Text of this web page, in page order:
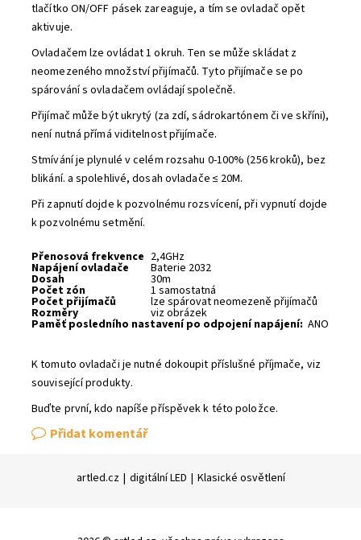
tlačítko ON/OFF pásek zareaguje, a tím se ovladač opět
aktivuje.
Ovladačem lze ovládat 1 okruh. Ten se může skládat z
neomezeného množství přijímačů. Tyto přijímače se po
spárování s ovladačem ovládají společně.
Přijímač může být ukrytý (za zdí, sádrokartónem či ve skříni),
není nutná přímá viditelnost přijímače.
Stmívání je plynulé v celém rozsahu 0-100% (256 kroků), bez
blikání. a spolehlivé, dosah ovladače ≤ 20M.
Při zapnutí dojde k pozvolnému rozsvícení, při vypnutí dojde
k pozvolnému setmění.
Přenosová frekvence 2,4GHz
Napájení ovladače Baterie 2032
Dosah 30m
Počet zón 1 samostatná
Počet přijímačů lze spárovat neomezeně přijímačů
Rozměry viz obrázek
Paměť posledního nastavení po odpojení napájení: ANO
K tomuto ovladači je nutné dokoupit příslušné příjmače, viz
související produkty.
Buďte první, kdo napíše příspěvek k této položce.
Přidat komentář
artled.cz | digitální LED | Klasické osvětlení